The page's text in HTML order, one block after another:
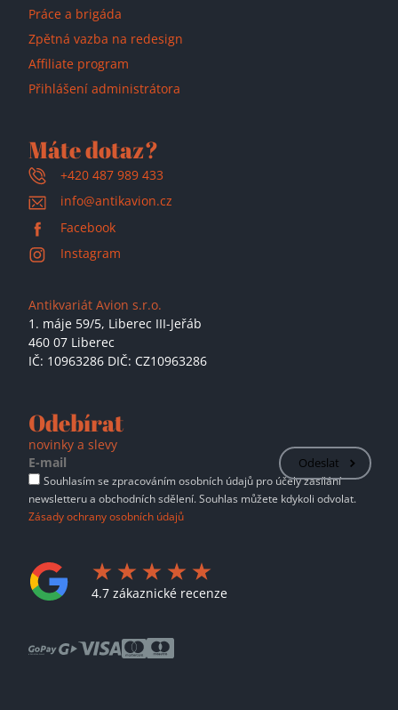
Práce a brigáda
Zpětná vazba na redesign
Affiliate program
Přihlášení administrátora
Máte dotaz?
+420 487 989 433
info@antikavion.cz
Facebook
Instagram
Antikvariát Avion s.r.o.
1. máje 59/5, Liberec III-Jeřáb
460 07 Liberec
IČ: 10963286 DIČ: CZ10963286
Odebírat
novinky a slevy
Odeslat
Souhlasím se zpracováním osobních údajů pro účely zasílání
newsletteru a obchodních sdělení. Souhlas můžete kdykoli odvolat.
Zásady ochrany osobních údajů
4.7 zákaznické recenze